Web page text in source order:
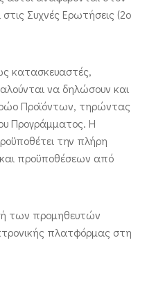
Συχνές Ερωτήσεις (2ο
κατασκευαστές,
να δηλώσουν και
Προϊόντων, τηρώντας
Προγράμματος. Η
την πλήρη
προϋποθέσεων από
των προμηθευτών
πλατφόρμας στη